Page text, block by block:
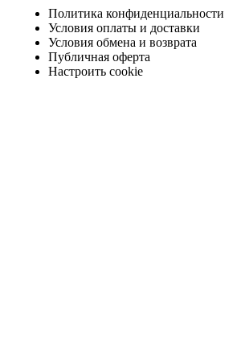
Политика конфиденциальности
Условия оплаты и доставки
Условия обмена и возврата
Публичная оферта
Настроить cookie